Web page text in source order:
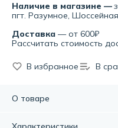
Наличие в магазине —
пгт. Разумное,
Доставка — от 600₽
Рассчитать стоимость
В избранное В
О товаре